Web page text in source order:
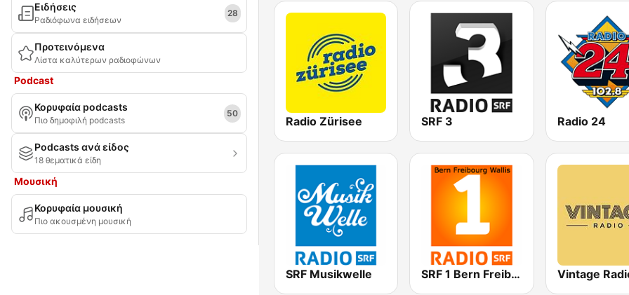
Ειδήσεις
Ραδιόφωνα ειδήσεων
28
Προτεινόμενα
Λίστα καλύτερων ραδιοφώνων
Podcast
Κορυφαία podcasts
Πιο δημοφιλή podcasts
50
Podcasts ανά είδος
18 θεματικά είδη
Μουσική
Κορυφαία μουσική
Πιο ακουσμένη μουσική
Radio Zürisee SRF 3 Radio 24
SRF Musikwelle SRF 1 Bern Freibourg Wallis Vintage